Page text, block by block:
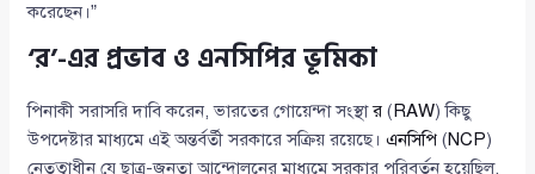
করেছেন।”
‘র’-এর প্রভাব ও এনসিপির ভূমিকা
পিনাকী সরাসরি দাবি করেন, ভারতের গোয়েন্দা সংস্থার (RAW) কিছু
উপদেষ্টার মাধ্যমে এই অন্তর্বর্তী সরকারে সক্রিয় রয়েছে।এনসিপি (NCP)
নেতৃত্বাধীন যে ছাত্র-জনতা আন্দোলনের মাধ্যমে সরকার পরিবর্তন হয়েছিল,